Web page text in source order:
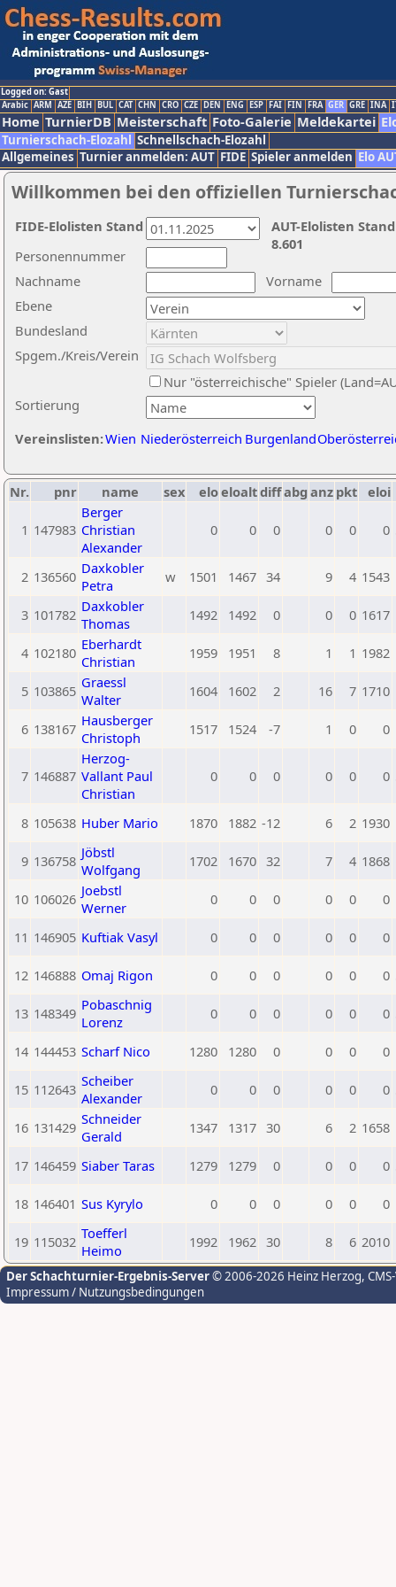
Logged on: Gast
Arabic ARM AZE BIH BUL CAT CHN CRO CZE DEN ENG ESP FAI FIN FRA GER GRE INA
Home TurnierDB Meisterschaft Foto-Galerie Meldekartei
Turnierschach-Elozahl Schnellschach-Elozahl
Allgemeines Turnier anmelden: AUT FIDE Spieler anmelden Elo
Willkommen bei den offiziellen
Nachname
Vorname
Ebene
Sortierung
Personennummer
Bundesland
Spgem./Kreis/Verein
Nur "österreichische" Spieler
Vereinslisten:Wien Niederösterreich Burgenland
AUT-Elolisten
8.601
FIDE-Elolisten Stand
Nr. pnr name sex eloeloaltdiffabg anz pkt eloi
1 147983
Berger
Christian
Alexander
0 0 0 0 0 0
2 136560 Daxkobler
Petra
w 1501 1467 34 9 4 1543
3 101782 Daxkobler
Thomas
1492 1492 0 0 0 1617
4 102180 Eberhardt
Christian
1959 1951 8 1 1 1982
5 103865 Graessl
Walter
1604 1602 2 16 7 1710
6 138167 Hausberger
Christoph
1517 1524 -7 1 0 0
7 146887
Herzog-
Vallant Paul
Christian
0 0 0 0 0 0
8 105638 Huber Mario 1870 1882 -12 6 2 1930
9 136758 Jöbstl
Wolfgang
1702 1670 32 7 4 1868
10 106026 Joebstl
Werner
0 0 0 0 0 0
11 146905 Kuftiak Vasyl 0 0 0 0 0 0
12 146888 Omaj Rigon 0 0 0 0 0 0
13 148349 Pobaschnig
Lorenz
0 0 0 0 0 0
14 144453 Scharf Nico 1280 1280 0 0 0 0
15 112643 Scheiber
Alexander
0 0 0 0 0 0
16 131429 Schneider
Gerald
1347 1317 30 6 2 1658
17 146459 Siaber Taras 1279 1279 0 0 0 0
18 146401 Sus Kyrylo 0 0 0 0 0 0
19 115032 Toefferl
Heimo
1992 1962 30 8 6 2010
Der Schachturnier-Ergebnis-Server© 2006-2026 Heinz Herzog,
Impressum / Nutzungsbedingungen